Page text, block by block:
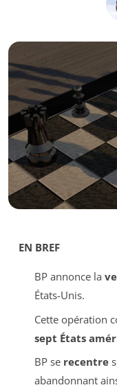
EN BREF
BP annonce la
États-Unis.
Cette opération
sept États
BP se recentre
abandonnant